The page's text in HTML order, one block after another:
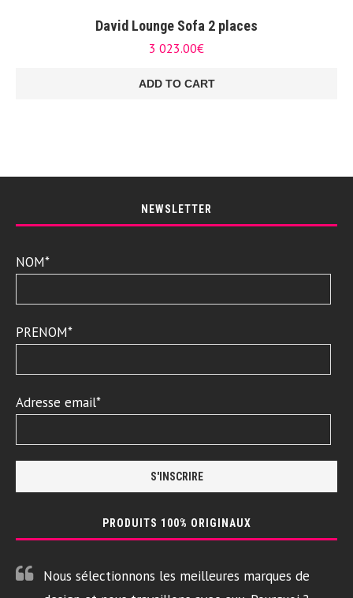
David Lounge Sofa 2 places
3 023.00€
ADD TO CART
NEWSLETTER
NOM*
PRENOM*
Adresse email*
PRODUITS 100% ORIGINAUX
Nous sélectionnons les meilleures marques de